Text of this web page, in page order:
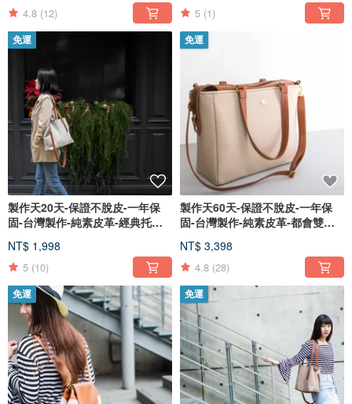
4.8 (12) 5 (1)
免運
製作天20天-保證不脫皮-一年保
固-台灣製作-純素皮革-經典托特
NT$ 1,998
5 (10)
免運
製作天60天-保證不脫皮-一年保
固-台灣製作-純素皮革-都會雙釦
NT$ 3,398
4.8 (28)
免運 免運